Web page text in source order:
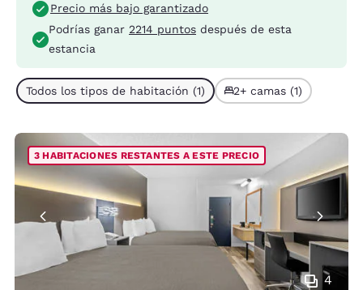
Precio más bajo garantizado
Podrías ganar 2214 puntos después de esta
estancia
Todos los tipos de habitación (1) 2+ camas (1)
4
3 HABITACIONES RESTANTES A ESTE PRECIO